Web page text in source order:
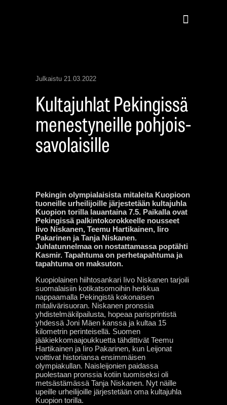
Julkaistu 21.03.2022
Kultajuhlat Pekingissä
menestyneille pohjois-
savolaisille
Pekingin olympialaisista mitaleita Kuopioon
tuoneille urheilijoille järjestetään kultajuhla
Kuopion torilla lauantaina 7.5. Paikalla ovat
Pekingissä palkintokorokkeelle nousseet
Iivo Niskanen, Teemu Hartikainen, Iiro
Pakarinen ja Tanja Niskanen.
Juhlatunnelmaa on nostattamassa poptähti
Kasmir. Tapahtuma on perhetapahtuma ja
tapahtuma on maksuton.
Kuopiolainen hiihtosankari Iivo Niskanen tarjoili
suomalaisiin kotikatsomoihin herkkua
nappaamalla Pekingistä kokonaisen
mitalivärisuoran. Niskanen pronssia
yhdistelmäkilpailusta, hopeaa parisprintistä
yhdessä Joni Mäen kanssa ja kultaa 15
kilometrin perinteisellä. Suomen
jääkiekkomaajoukkuetta tähdittivät Teemu
Hartikainen ja Iiro Pakarinen, kun Leijonat
voittivat historiansa ensimmäisen
olympiakullan. Naisleijonien paidassa
puolestaan pronssia kotiin tuomiseksi oli
metsästämässä Tanja Niskanen. Nyt näille
upeille urheilijoille järjestetään oma kultajuhla
Kuopion torilla.